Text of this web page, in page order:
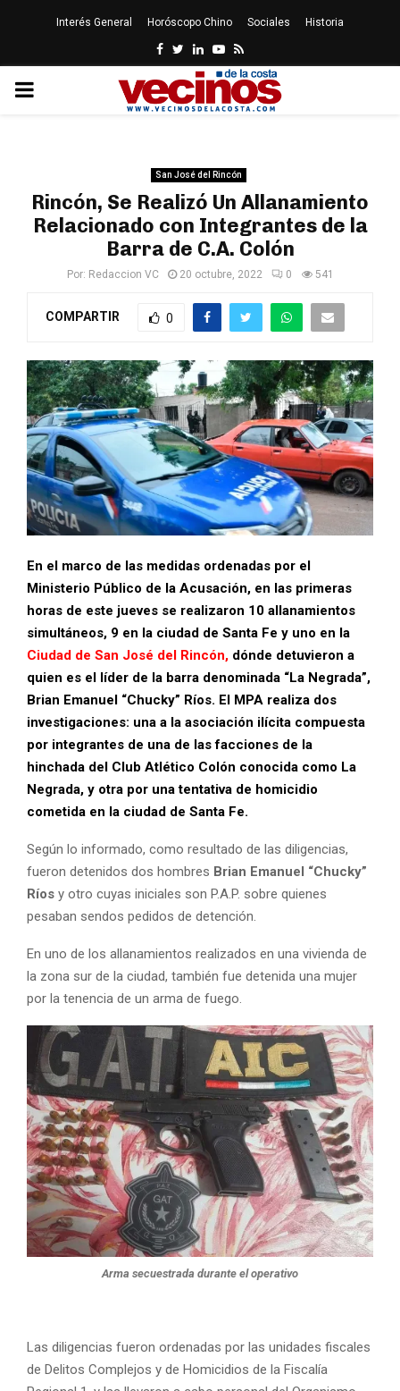
Interés General Horóscopo Chino Sociales Historia
Facebook
Twitter
LinkedinYoutube
Rss
PRIMARY
San José del Rincón
Rincón, Se Realizó Un Allanamiento
Relacionado con Integrantes de la
Barra de C.A. Colón
Por: Redaccion VC 20 octubre, 2022 0 541
COMPARTIR 0
En el marco de las medidas ordenadas por el
Ministerio Público de la Acusación, en las primeras
horas de este jueves se realizaron 10 allanamientos
simultáneos, 9 en la ciudad de Santa Fe y uno en la
Ciudad de San José del Rincón, dónde detuvieron a
quien es el líder de la barra denominada “La Negrada”,
Brian Emanuel “Chucky” Ríos. El MPA realiza dos
investigaciones: una a la asociación ilícita compuesta
por integrantes de una de las facciones de la
hinchada del Club Atlético Colón conocida como La
Negrada, y otra por una tentativa de homicidio
cometida en la ciudad de Santa Fe.
Según lo informado, como resultado de las diligencias,
fueron detenidos dos hombres Brian Emanuel “Chucky”
Ríos y otro cuyas iniciales son P.A.P. sobre quienes
pesaban sendos pedidos de detención.
En uno de los allanamientos realizados en una vivienda de
la zona sur de la ciudad, también fue detenida una mujer
por la tenencia de un arma de fuego.
Arma secuestrada durante el operativo
Las diligencias fueron ordenadas por las unidades fiscales
de Delitos Complejos y de Homicidios de la Fiscalía